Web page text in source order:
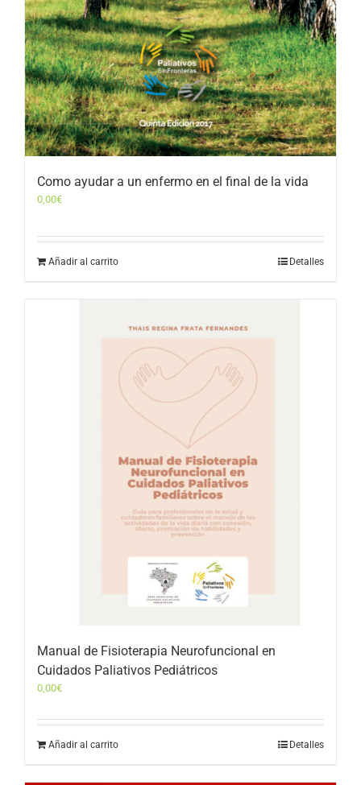
Como ayudar a un enfermo en el final de la vida
0,00€
Añadir al carrito Detalles
Manual de Fisioterapia Neurofuncional en
Cuidados Paliativos Pediátricos
0,00€
Añadir al carrito Detalles